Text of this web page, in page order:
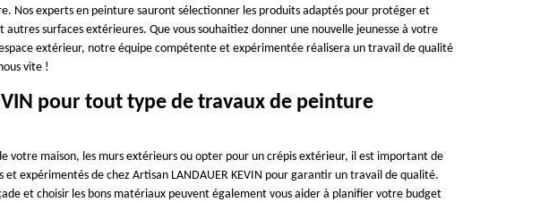
Nos experts en peinture sauront sélectionner les produits adaptés pour protéger et
surfaces extérieures. Que vous souhaitiez donner une nouvelle jeunesse à votre
extérieur, notre équipe compétente et expérimentée réalisera un travail de qualité
vite !
pour tout type de travaux de peinture
votre maison, les murs extérieurs ou opter pour un crépis extérieur, il est important de
et expérimentés de chez Artisan LANDAUER KEVIN pour garantir un travail de qualité.
et choisir les bons matériaux peuvent également vous aider à planifier votre budget